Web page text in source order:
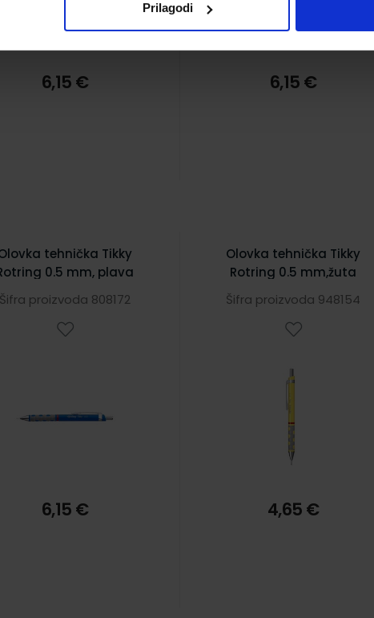
Prilagodi
6,15 € 6,15 €
tehnička Tikky
0.5 mm, plava
Šifra proizvoda 808172
6,15 €
Olovka tehnička Tikky
Rotring 0.5 mm,žuta
Šifra proizvoda 948154
4,65 €